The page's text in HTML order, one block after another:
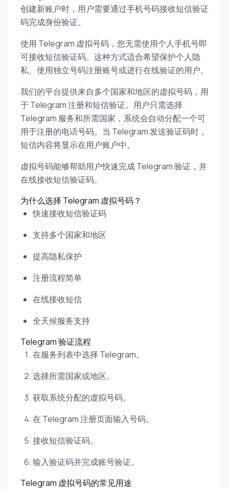
创建新账户时，用户需要通过手机号码接收短信验证
码完成身份验证。
使用 Telegram 虚拟号码，您无需使用个人手机号即
可接收短信验证码。这种方式适合希望保护个人隐
私、使用独立号码注册账号或进行在线验证的用户。
我们的平台提供来自多个国家和地区的虚拟号码，用
于 Telegram 注册和短信验证。用户只需选择
Telegram 服务和所需国家，系统会自动分配一个可
用于注册的电话号码。当 Telegram 发送验证码时，
短信内容将显示在用户账户中。
虚拟号码能够帮助用户快速完成 Telegram 验证，并
在线接收短信验证码。
为什么选择 Telegram 虚拟号码？
快速接收短信验证码
支持多个国家和地区
提高隐私保护
注册流程简单
在线接收短信
全天候服务支持
Telegram 验证流程
在服务列表中选择 Telegram。
选择所需国家或地区。
获取系统分配的虚拟号码。
在 Telegram 注册页面输入号码。
接收短信验证码。
输入验证码并完成账号验证。
Telegram 虚拟号码的常见用途